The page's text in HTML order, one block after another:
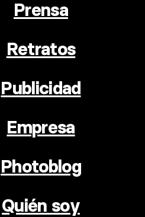
Prensa
Retratos
Publicidad
Empresa
Photoblog
Quién soy